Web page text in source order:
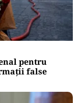
pentru
false